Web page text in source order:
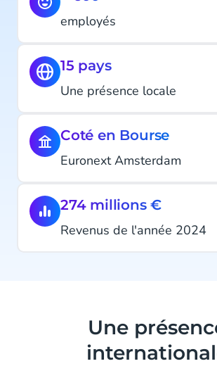
employés
15 pays
Une présence locale
Coté en Bourse
Euronext Amsterdam
274 millions €
Revenus de l'année 2024
Une